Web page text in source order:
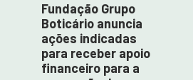
Fundação Grupo
Boticário anuncia
ações indicadas
para receber apoio
financeiro para a